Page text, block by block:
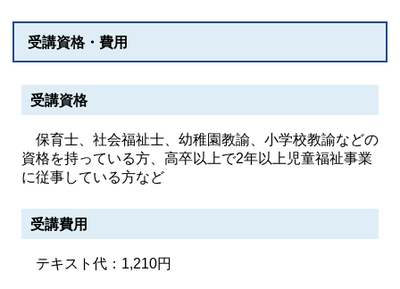
受講資格・費用
受講資格
保育士、社会福祉士、幼稚園教諭、小学校教諭などの
資格を持っている方、高卒以上で2年以上児童福祉事業
に従事している方など
受講費用
テキスト代：1,210円